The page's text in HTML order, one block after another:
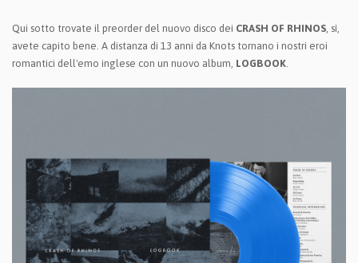
Qui sotto trovate il preorder del nuovo disco dei CRASH OF RHINOS , sì,
avete capito bene. A distanza di 13 anni da Knots tornano i nostri eroi
romantici dell'emo inglese con un nuovo album, LOGBOOK